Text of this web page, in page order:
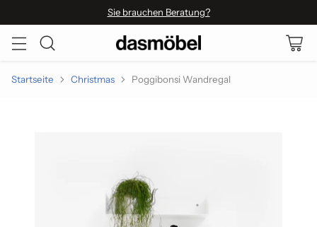
Sie brauchen Beratung?
Startseite Christmas Poggibonsi Wandregal